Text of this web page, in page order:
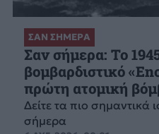
ΣΑΝ ΣΗΜΕΡΑ
Σαν σήμερα: Το
βομβαρδιστικό
πρώτη ατομική
Δείτε τα πιο σημαντικά
σήμερα